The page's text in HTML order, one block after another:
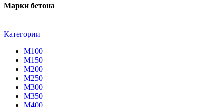
Марки бетона
Категории
М100
М150
М200
М250
М300
М350
М400